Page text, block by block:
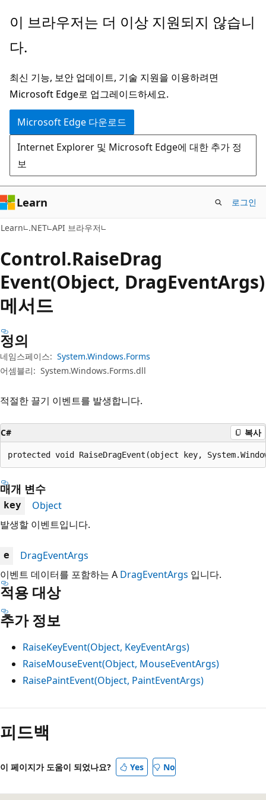
주
콘
츠
로
건
너
뛰
기
페
지
탐
색
으
로
건
너
뛰
기
이 브라우저는 더 이상 지원되지 않습니
다.
최신 기능, 보안 업데이트, 기술 지원을 이용하려면
Microsoft Edge로 업그레이드하세요.
Microsoft Edge 다운로드
Internet Explorer 및 Microsoft Edge에 대한 추가 정
보
Learn 로그인
Learn .NET API 브라우저
Control.RaiseDrag
Event(Object, DragEventArgs)
메서드
정의
네임스페이스: System.Windows.Forms
어셈블리: System.Windows.Forms.dll
적절한 끌기 이벤트를 발생합니다.
C# 복사
protected void RaiseDragEvent(object key,
매개 변수
key
Object
발생할 이벤트입니다.
e
DragEventArgs
이벤트 데이터를 포함하는 A DragEventArgs 입니다.
적용 대상
추가 정보
RaiseKeyEvent(Object, KeyEventArgs)
RaiseMouseEvent(Object, MouseEventArgs)
RaisePaintEvent(Object, PaintEventArgs)
읽
모
사
피드백
이 페이지가 도움이 되었나요? Yes No